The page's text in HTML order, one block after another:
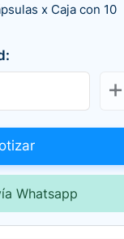
x Caja con 10
Whatsapp